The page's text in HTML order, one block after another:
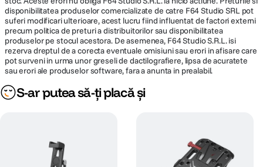
disponibilitatea produselor comercializate de catre F64 Studio SRL pot
suferi modificari ulterioare, acest lucru fiind influentat de factori externi
precum politica de preturi a distribuitorilor sau disponibilitatea
produselor pe stocul acestora. De asemenea, F64 Studio S.R.L. isi
rezerva dreptul de a corecta eventuale omisiuni sau erori in afisare care
pot surveni in urma unor greseli de dactilografiere, lipsa de acuratete
sau erori ale produselor software, fara a anunta in prealabil.
S-ar putea să-ți placă și